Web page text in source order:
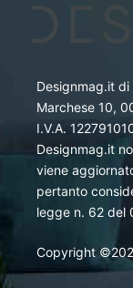
Designmag.it
Marchese 10,
I.V.A.
Designmag.it
viene
pertanto
legge n. 62 del
Copyright